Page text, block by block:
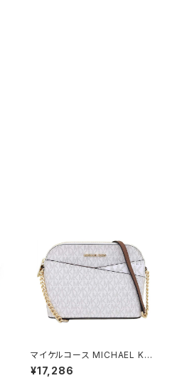
マイケルコース MICHAEL KO
RS ショルダーバッグ 35F1GTV
C6B-VANILLA レディース アウ
¥17,286